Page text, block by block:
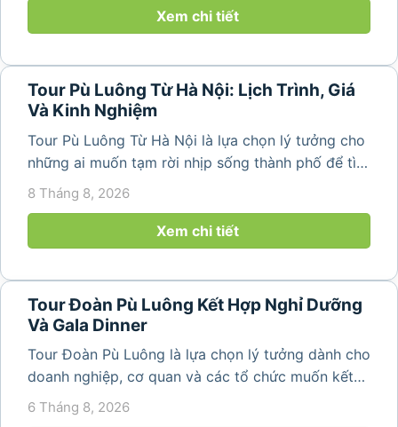
ngày. Không cần di chuyển...
Xem chi tiết
Tour Pù Luông Từ Hà Nội: Lịch Trình, Giá
Và Kinh Nghiệm
Tour Pù Luông Từ Hà Nội là lựa chọn lý tưởng cho
những ai muốn tạm rời nhịp sống thành phố để tìm
về không gian núi rừng xanh mát, những bản làng
yên bình và ruộng bậc thang đặc trưng của Pù
8 Tháng 8, 2026
Xem chi tiết
Tour Đoàn Pù Luông Kết Hợp Nghỉ Dưỡng
Và Gala Dinner
Tour Đoàn Pù Luông là lựa chọn lý tưởng dành cho
doanh nghiệp, cơ quan và các tổ chức muốn kết
hợp nghỉ dưỡng, tham quan và tổ chức các hoạt
6 Tháng 8, 2026